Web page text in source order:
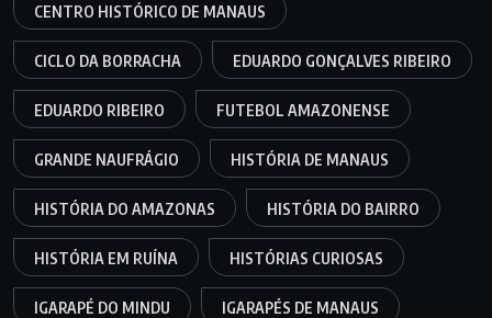
CENTRO HISTÓRICO DE MANAUS
CICLO DA BORRACHA EDUARDO GONÇALVES RIBEIRO
EDUARDO RIBEIRO FUTEBOL AMAZONENSE
GRANDE NAUFRÁGIO HISTÓRIA DE MANAUS
HISTÓRIA DO AMAZONAS HISTÓRIA DO BAIRRO
HISTÓRIA EM RUÍNA HISTÓRIAS CURIOSAS
IGARAPÉ DO MINDU IGARAPÉS DE MANAUS